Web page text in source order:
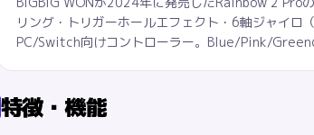
リング・トリガーホールエフェクト・6軸ジャイ
PC/Switch向けコントローラー。Blue/Pink/Green
特徴・機能